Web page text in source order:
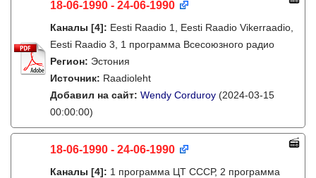
18-06-1990 - 24-06-1990
Каналы [4]: Eesti Raadio 1, Eesti Raadio Vikerraadio,
Eesti Raadio 3, 1 программа Всесоюзного радио
Регион: Эстония
Источник: Raadioleht
Добавил на сайт: Wendy Corduroy (2024-03-15
00:00:00)
18-06-1990 - 24-06-1990
Каналы [4]: 1 программа ЦТ СССР, 2 программа